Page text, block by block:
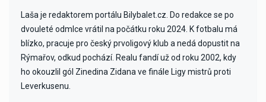
Laša je redaktorem portálu Bilybalet.cz. Do redakce se po
dvouleté odmlce vrátil na počátku roku 2024. K fotbalu má
blízko, pracuje pro český prvoligový klub a nedá dopustit na
Rýmařov, odkud pochází. Realu fandí už od roku 2002, kdy
ho okouzlil gól Zinedina Zidana ve finále Ligy mistrů proti
Leverkusenu.